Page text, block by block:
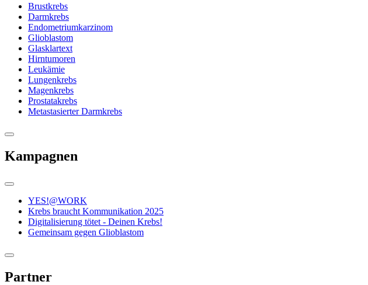
Brustkrebs
Darmkrebs
Endometriumkarzinom
Glioblastom
Glasklartext
Hirntumoren
Leukämie
Lungenkrebs
Magenkrebs
Prostatakrebs
Metastasierter Darmkrebs
Kampagnen
YES!@WORK
Krebs braucht Kommunikation 2025
Digitalisierung tötet - Deinen Krebs!
Gemeinsam gegen Glioblastom
Partner